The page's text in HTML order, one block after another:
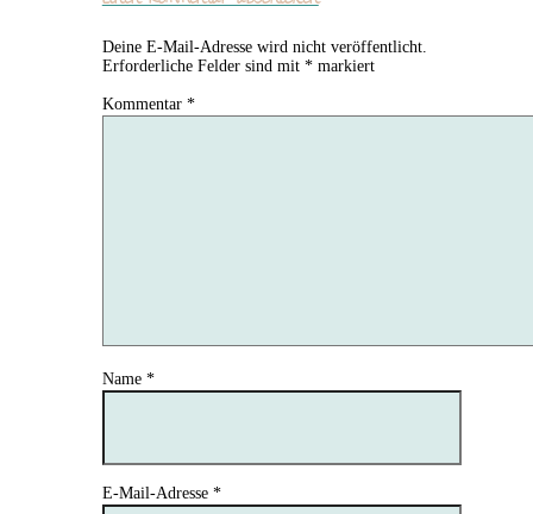
Deine E-Mail-Adresse wird nicht veröffentlicht.
Erforderliche Felder sind mit *markiert
Kommentar *
Name *
E-Mail-Adresse *